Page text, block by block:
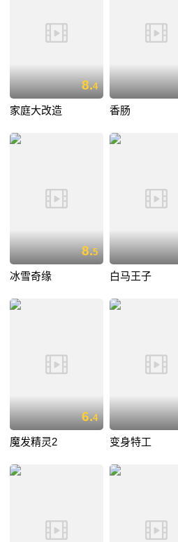
8.4
家庭大改造 香肠
8.5
冰雪奇缘 白马王子
6.4
魔发精灵2 变身特工